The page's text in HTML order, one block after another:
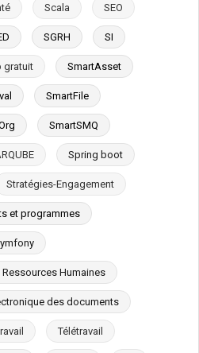
Scala SEO
SGRH SI
gratuit SmartAsset
SmartFile
SmartSMQ
Spring boot
Stratégies-Engagement
et programmes
Humaines
des documents
Télétravail